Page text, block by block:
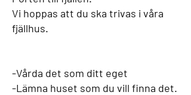
Vi hoppas att du ska trivas i våra
fjällhus.
-Vårda det som ditt eget
-Lämna huset som du vill finna det.